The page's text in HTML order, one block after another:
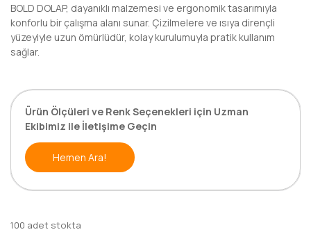
BOLD DOLAP, dayanıklı malzemesi ve ergonomik tasarımıyla
konforlu bir çalışma alanı sunar. Çizilmelere ve ısıya dirençli
yüzeyiyle uzun ömürlüdür, kolay kurulumuyla pratik kullanım
sağlar.
Ürün Ölçüleri ve Renk Seçenekleri için Uzman
Ekibimiz ile İletişime Geçin
Hemen Ara!
100 adet stokta